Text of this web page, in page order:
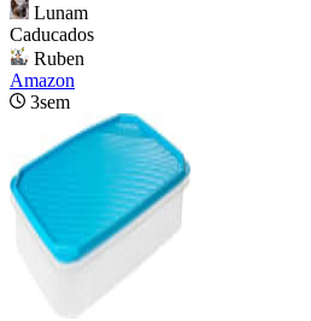
Lunam
Caducados
Ruben
Amazon
3sem